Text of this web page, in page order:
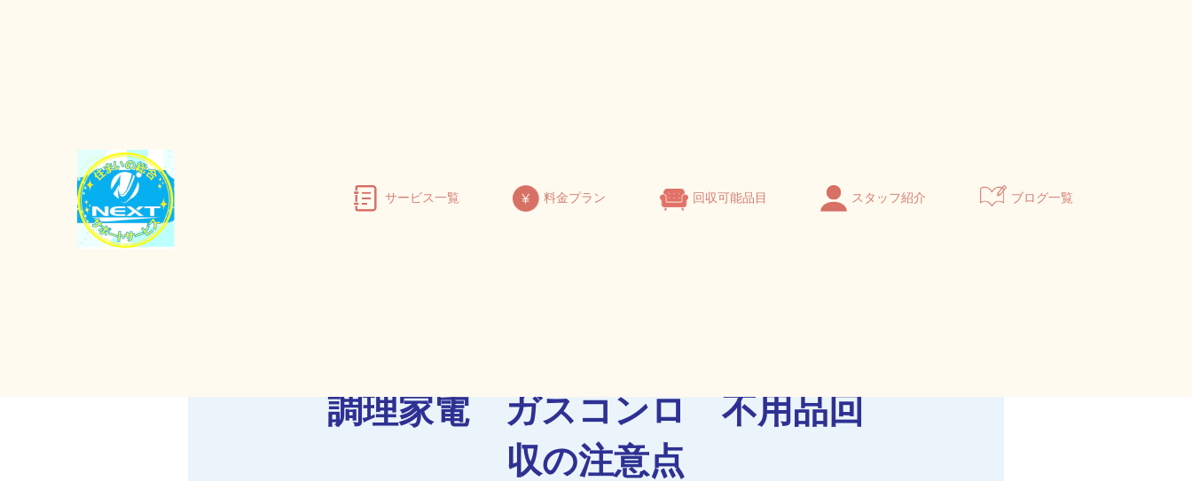
サービス一覧 料金プラン 回収可能品目 スタッフ紹介 ブログ一覧
調理家電 ガスコンロ 不用品回
収の注意点